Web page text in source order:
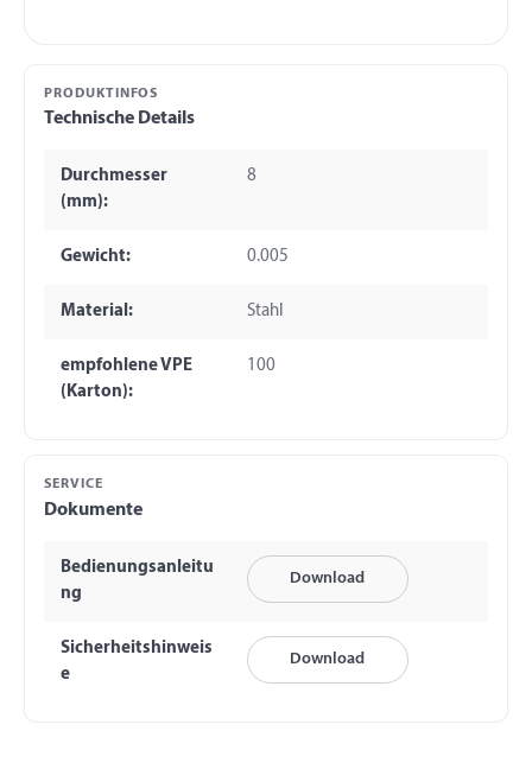
PRODUKTINFOS
Technische Details
Durchmesser
(mm):
8
Gewicht: 0.005
Material: Stahl
empfohlene VPE
(Karton):
100
SERVICE
Dokumente
Bedienungsanleitu
ng
Download
Sicherheitshinweis
e
Download